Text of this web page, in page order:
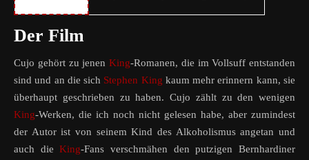
Der Film
Cujo gehört zu jenen King-Romanen, die im Vollsuff entstanden
sind und an die sich Stephen King kaum mehr erinnern kann, sie
überhaupt geschrieben zu haben. Cujo zählt zu den wenigen
King-Werken, die ich noch nicht gelesen habe, aber zumindest
der Autor ist von seinem Kind des Alkoholismus angetan und
auch dieKing-Fans verschmähen den putzigen Bernhardiner